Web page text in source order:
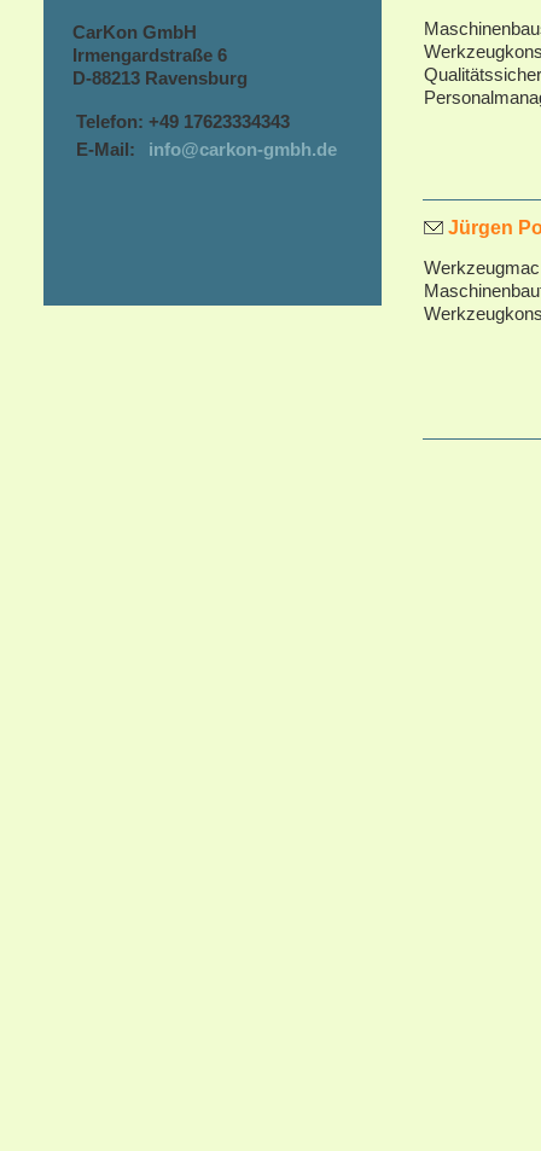
CarKon GmbH
Irmengardstraße 6
D-88213 Ravensburg
Telefon: +49 17623334343
E-Mail:
info@carkon-gmbh.de
Jürgen